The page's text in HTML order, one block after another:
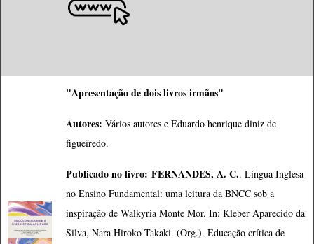
"Apresentação de dois livros irmãos"
Autores: Vários autores e Eduardo henrique diniz de
figueiredo.
Publicado no livro: FERNANDES, A. C.. Língua Inglesa
no Ensino Fundamental: uma leitura da BNCC sob a
inspiração de Walkyria Monte Mor. In: Kleber Aparecido da
Silva, Nara Hiroko Takaki. (Org.). Educação crítica de